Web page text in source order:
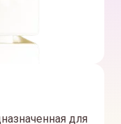
для